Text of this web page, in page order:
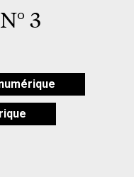
3